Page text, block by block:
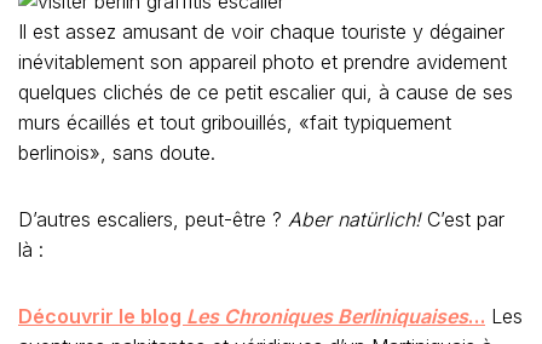
Il est assez amusant de voir chaque touriste y dégainer
inévitablement son appareil photo et prendre avidement
quelques clichés de ce petit escalier qui, à cause de ses
murs écaillés et tout gribouillés, «fait typiquement
berlinois», sans doute.
D’autres escaliers, peut-être ? Aber natürlich!C’est par
là :
Découvrir le blog Les Chroniques Berliniquaises… Les